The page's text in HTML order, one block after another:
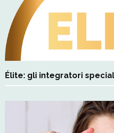
Élite: gli integratori